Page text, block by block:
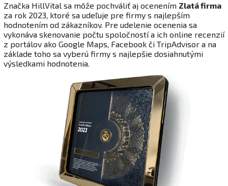
Značka HillVital sa môže pochváliť aj ocenením Zlatá firma
za rok 2023, ktoré sa udeľuje pre firmy s najlepším
hodnotením od zákazníkov. Pre udelenie ocenenia sa
vykonáva skenovanie počtu spoločností a ich online recenzií
z portálov ako Google Maps, Facebook či TripAdvisor a na
základe toho sa vyberú firmy s najlepšie dosiahnutými
výsledkami hodnotenia.